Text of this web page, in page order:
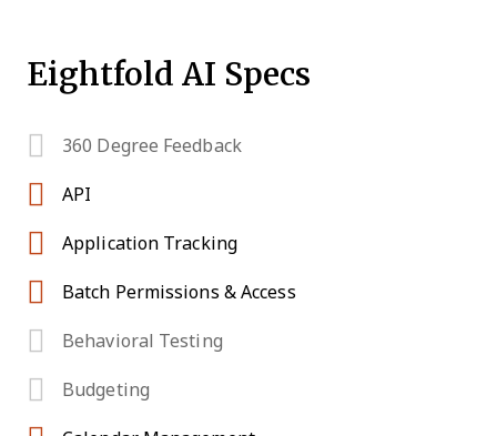
Eightfold AI Specs
360 Degree Feedback
API
Application Tracking
Batch Permissions & Access
Behavioral Testing
Budgeting